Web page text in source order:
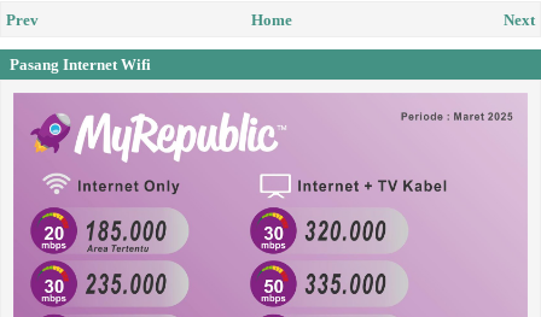
Next
Prev Home
Pasang Internet Wifi